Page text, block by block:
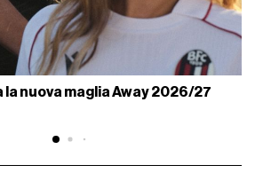
la nuova maglia Away 2026/27